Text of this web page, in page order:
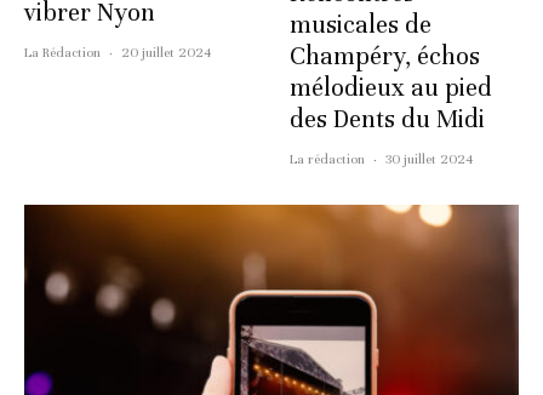
vibrer Nyon
La Rédaction · 20 juillet 2024
musicales de
Champéry, échos
mélodieux au pied
des Dents du Midi
La rédaction · 30 juillet 2024